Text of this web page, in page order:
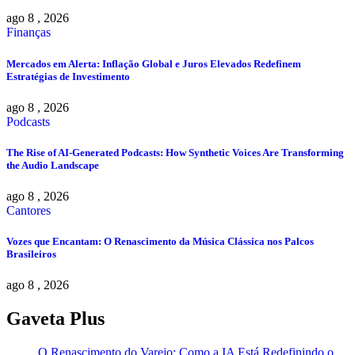
ago 8 , 2026
Finanças
Mercados em Alerta: Inflação Global e Juros Elevados Redefinem
Estratégias de Investimento
ago 8 , 2026
Podcasts
The Rise of AI-Generated Podcasts: How Synthetic Voices Are Transforming
the Audio Landscape
ago 8 , 2026
Cantores
Vozes que Encantam: O Renascimento da Música Clássica nos Palcos
Brasileiros
ago 8 , 2026
Gaveta Plus